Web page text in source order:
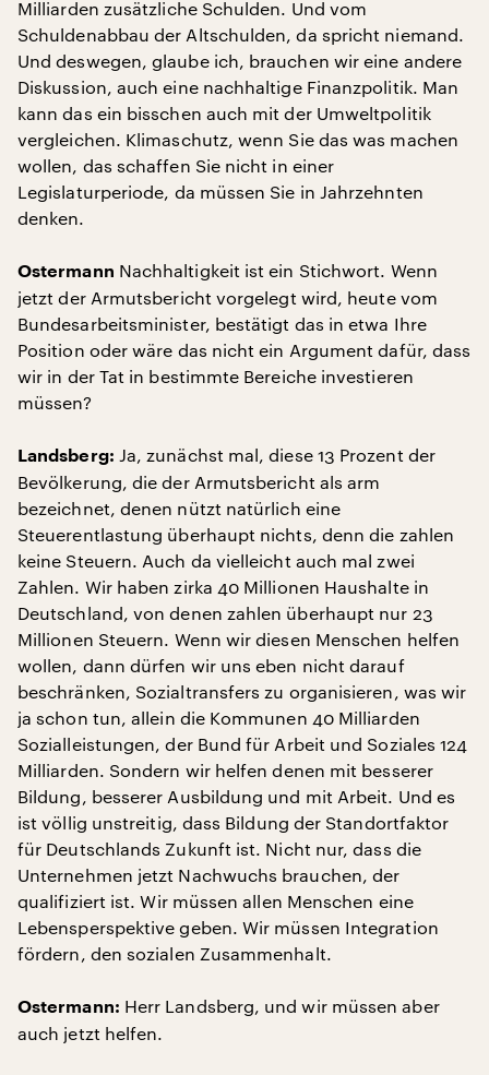
Milliarden zusätzliche Schulden. Und vom
Schuldenabbau der Altschulden, da spricht niemand.
Und deswegen, glaube ich, brauchen wir eine andere
Diskussion, auch eine nachhaltige Finanzpolitik. Man
kann das ein bisschen auch mit der Umweltpolitik
vergleichen. Klimaschutz, wenn Sie das was machen
wollen, das schaffen Sie nicht in einer
Legislaturperiode, da müssen Sie in Jahrzehnten
denken.
Ostermann Nachhaltigkeit ist ein Stichwort. Wenn
jetzt der Armutsbericht vorgelegt wird, heute vom
Bundesarbeitsminister, bestätigt das in etwa Ihre
Position oder wäre das nicht ein Argument dafür, dass
wir in der Tat in bestimmte Bereiche investieren
müssen?
Landsberg: Ja, zunächst mal, diese 13 Prozent der
Bevölkerung, die der Armutsbericht als arm
bezeichnet, denen nützt natürlich eine
Steuerentlastung überhaupt nichts, denn die zahlen
keine Steuern. Auch da vielleicht auch mal zwei
Zahlen. Wir haben zirka 40 Millionen Haushalte in
Deutschland, von denen zahlen überhaupt nur 23
Millionen Steuern. Wenn wir diesen Menschen helfen
wollen, dann dürfen wir uns eben nicht darauf
beschränken, Sozialtransfers zu organisieren, was wir
ja schon tun, allein die Kommunen 40 Milliarden
Sozialleistungen, der Bund für Arbeit und Soziales 124
Milliarden. Sondern wir helfen denen mit besserer
Bildung, besserer Ausbildung und mit Arbeit. Und es
ist völlig unstreitig, dass Bildung der Standortfaktor
für Deutschlands Zukunft ist. Nicht nur, dass die
Unternehmen jetzt Nachwuchs brauchen, der
qualifiziert ist. Wir müssen allen Menschen eine
Lebensperspektive geben. Wir müssen Integration
fördern, den sozialen Zusammenhalt.
Ostermann: Herr Landsberg, und wir müssen aber
auch jetzt helfen.